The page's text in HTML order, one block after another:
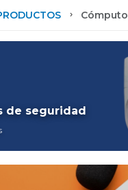
Cómputo
de seguridad